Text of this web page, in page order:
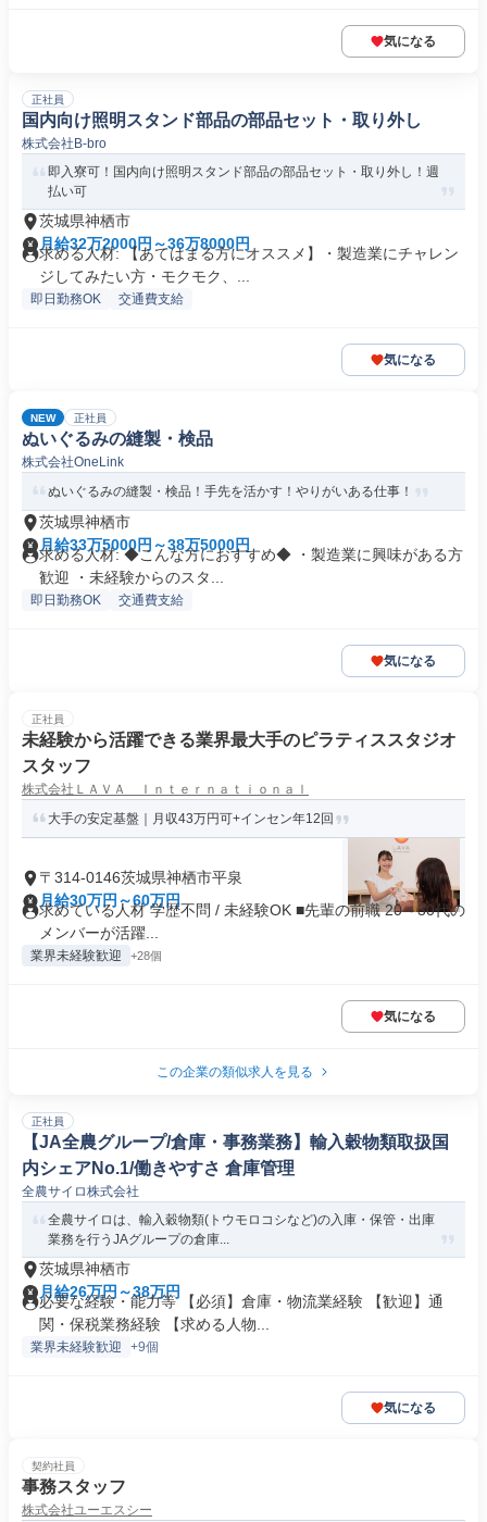
気になる
正社員
国内向け照明スタンド部品の部品セット・取り外し
株式会社B-bro
即入寮可！国内向け照明スタンド部品の部品セット・取り外し！週
払い可
茨城県神栖市
月給32万2000円～36万8000円
求める人材: 【あてはまる方にオススメ】・製造業にチャレン
ジしてみたい方・モクモク、...
即日勤務OK 交通費支給
気になる
NEW 正社員
ぬいぐるみの縫製・検品
株式会社OneLink
ぬいぐるみの縫製・検品！手先を活かす！やりがいある仕事！
茨城県神栖市
月給33万5000円～38万5000円
求める人材: ◆こんな方におすすめ◆ ・製造業に興味がある方
歓迎 ・未経験からのスタ...
即日勤務OK 交通費支給
気になる
正社員
未経験から活躍できる業界最大手のピラティススタジオ
スタッフ
株式会社ＬＡＶＡ Ｉｎｔｅｒｎａｔｉｏｎａｌ
大手の安定基盤｜月収43万円可+インセン年12回
〒314-0146茨城県神栖市平泉
月給30万円～60万円
求めている人材 学歴不問 / 未経験OK ■先輩の前職 20～30代の
メンバーが活躍...
業界未経験歓迎 +28個
気になる
この企業の類似求人を見る
正社員
【JA全農グループ/倉庫・事務業務】輸入穀物類取扱国
内シェアNo.1/働きやすさ 倉庫管理
全農サイロ株式会社
全農サイロは、輸入穀物類(トウモロコシなど)の入庫・保管・出庫
業務を行うJAグループの倉庫...
茨城県神栖市
月給26万円～38万円
必要な経験・能力等 【必須】倉庫・物流業経験 【歓迎】通
関・保税業務経験 【求める人物...
業界未経験歓迎 +9個
気になる
契約社員
事務スタッフ
株式会社ユーエスシー